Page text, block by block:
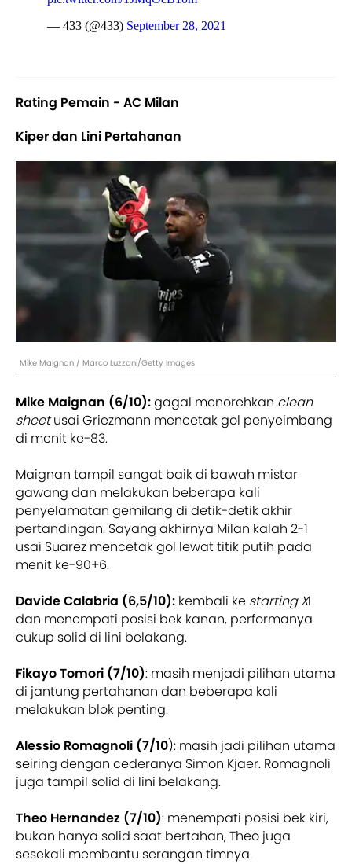
— 433 (@433) September 28, 2021
Rating Pemain - AC Milan
Kiper dan Lini Pertahanan
Mike Maignan / Marco Luzzani/Getty Images
Mike Maignan (6/10):gagal menorehkan clean
sheetusai Griezmann mencetak gol penyeimbang
di menit ke-83.
Maignan tampil sangat baik di bawah mistar
gawang dan melakukan beberapa kali
penyelamatan gemilang di detik-detik akhir
pertandingan. Sayang akhirnya Milan kalah 2-1
usai Suarez mencetak gol lewat titik putih pada
menit ke-90+6.
Davide Calabria (6,5/10): kembali ke starting XI
dan menempati posisi bek kanan, performanya
cukup solid di lini belakang.
Fikayo Tomori (7/10): masih menjadi pilihan utama
di jantung pertahanan dan beberapa kali
melakukan blok penting.
Alessio Romagnoli (7/10): masih jadi pilihan utama
seiring dengan cederanya Simon Kjaer. Romagnoli
juga tampil solid di lini belakang.
Theo Hernandez (7/10): menempati posisi bek kiri,
bukan hanya solid saat bertahan, Theo juga
sesekali membantu serangan timnya.